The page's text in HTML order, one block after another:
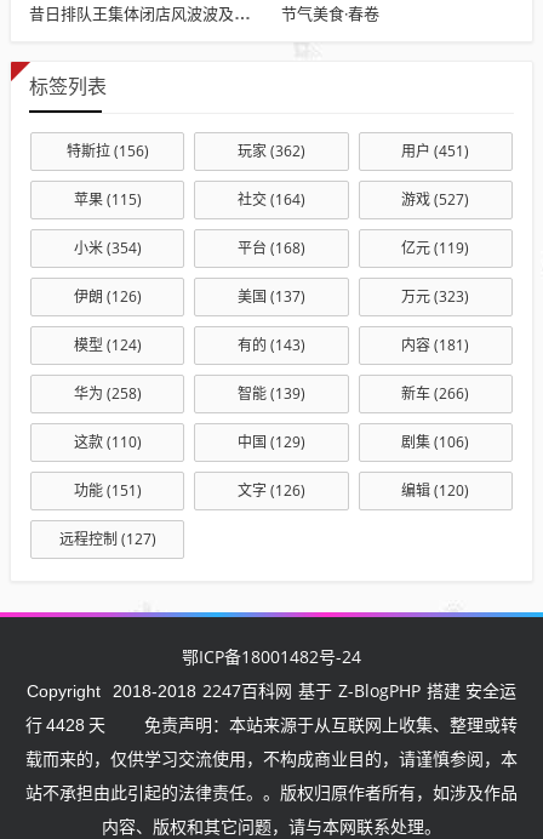
昔日排队王集体闭店风波波及浙江门店 节气美食·春卷
标签列表
特斯拉(156) 玩家(362) 用户 (451)
苹果(115) 社交(164) 游戏(527)
小米(354) 平台 (168) 亿元(119)
伊朗 (126) 美国 (137) 万元(323)
模型 (124) 有的 (143) 内容(181)
华为 (258) 智能(139) 新车(266)
这款(110) 中国 (129) 剧集(106)
功能(151) 文字(126) 编辑(120)
远程控制 (127)
鄂ICP备18001482号-24
Copyright 2018-2018 2247百科网 基于 Z-BlogPHP 搭建 安全运
行4428 天
免责声明：本站来源于从互联网上收集、整理或转
载而来的，仅供学习交流使用，不构成商业目的，请谨慎参阅，本
站不承担由此引起的法律责任。。版权归原作者所有，如涉及作品
内容、版权和其它问题，请与本网联系处理。